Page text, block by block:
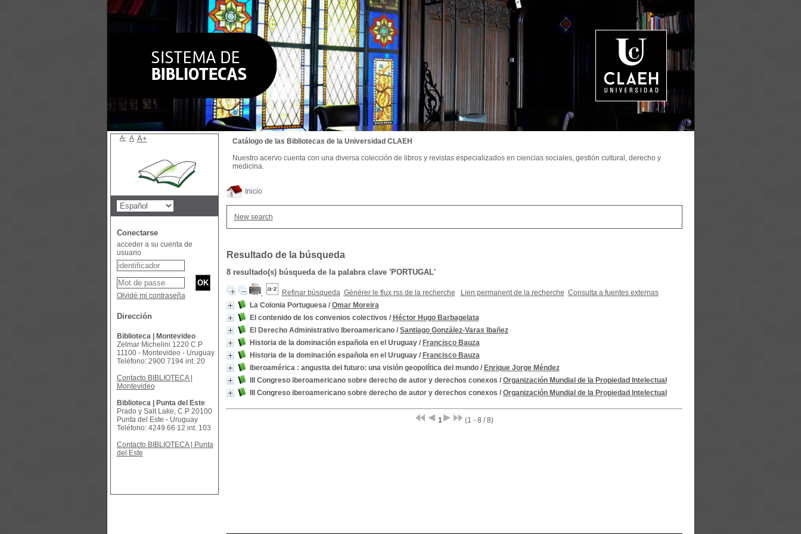
Inicio
New search
Resultado de la búsqueda
8 resultado(s) búsqueda de la palabra clave 'PORTUGAL'
Refinar búsqueda Générer le flux rss de la recherche Lien permanent de la recherche Consulta a fuentes externas
La Colonia Portuguesa/ Omar Moreira
El contenido de los convenios colectivos / Héctor Hugo Barbagelata
El Derecho Administrativo Iberoamericano/ Santiago González-Varas Ibañez
Historia de la dominación española en el Uruguay/ Francisco Bauza
Historia de la dominación española en el Uruguay/ Francisco Bauza
Iberoamérica : angustia del futuro: una visión geopolítica del mundo/ Enrique Jorge Méndez
III Congreso iberoamericano sobre derecho de autor y derechos conexos / Organización Mundial de la Propiedad Intelectual
III Congreso iberoamericano sobre derecho de autor y derechos conexos / Organización Mundial de la Propiedad Intelectual
1 (1 - 8 / 8)
Catálogo de las Bibliotecas de la Universidad CLAEH
Nuestro acervo cuenta con una diversa colección de libros y revistas especializados en ciencias sociales, gestión cultural, derecho y
medicina.
A- A A+
Conectarse
acceder a su cuenta de
usuario
Olvidé mi contraseña
Dirección
Biblioteca | Montevideo
Zelmar Michelini 1220 C.P
11100 - Montevideo - Uruguay
Teléfono: 2900 7194 int. 20
Contacto BIBLIOTECA |
Montevideo
Biblioteca | Punta del Este
Prado y Salt Lake, C.P 20100
Punta del Este - Uruguay
Teléfono: 4249 66 12 int. 103
Contacto BIBLIOTECA | Punta
del Este